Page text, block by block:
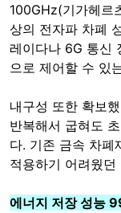
100GHz(기가헤르
상의 전자파 차폐
레이다나 6G 통신
으로 제어할 수 있
내구성 또한 확보
반복해서 굽혀도
다. 기존 금속 차폐
적용하기 어려웠
에너지 저장 성능